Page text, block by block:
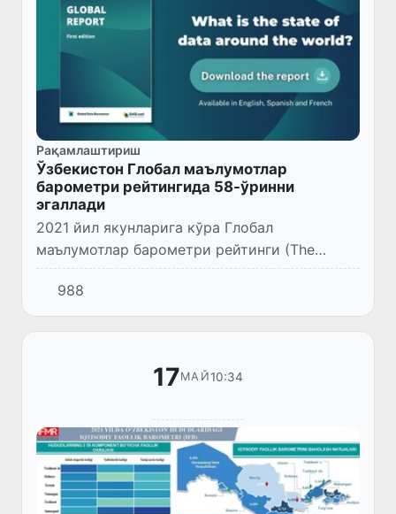
Рақамлаштириш
Ўзбекистон Глобал маълумотлар
барометри рейтингида 58-ўринни
эгаллади
2021 йил якунларига кўра Глобал
маълумотлар барометри рейтинги (The
Global Data Barometer - GDB) эълон қилинди.
Унда Ўзбекистон 109 та мамлакат орасида
32 балл тўплаб, 58-ўринни эг...
988
17МАЙ10:34